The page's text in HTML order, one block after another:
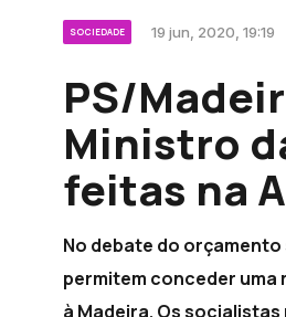
SOCIEDADE 19 jun, 2020, 19:19
PS/
Ministro
feitas na
No debate do orçamento
permitem conceder uma
à Madeira. Os